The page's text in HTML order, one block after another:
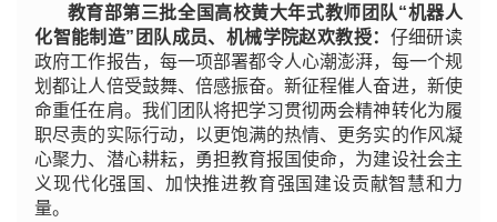
教育部第三批全国高校黄大年式教师团队“机器人
化智能制造”团队成员、机械学院赵欢教授： 仔细研读
政府工作报告，每一项部署都令人心潮澎湃，每一个规
划都让人倍受鼓舞、倍感振奋。新征程催人奋进，新使
命重任在肩。我们团队将把学习贯彻两会精神转化为履
职尽责的实际行动，以更饱满的热情、更务实的作风凝
心聚力、潜心耕耘，勇担教育报国使命，为建设社会主
义现代化强国、加快推进教育强国建设贡献智慧和力
量。